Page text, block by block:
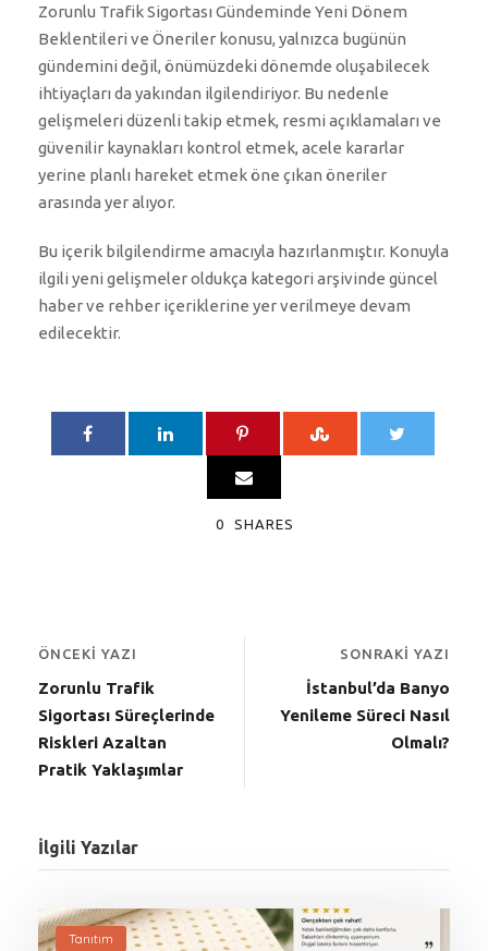
Zorunlu Trafik Sigortası Gündeminde Yeni Dönem
Beklentileri ve Öneriler konusu, yalnızca bugünün
gündemini değil, önümüzdeki dönemde oluşabilecek
ihtiyaçları da yakından ilgilendiriyor. Bu nedenle
gelişmeleri düzenli takip etmek, resmi açıklamaları ve
güvenilir kaynakları kontrol etmek, acele kararlar
yerine planlı hareket etmek öne çıkan öneriler
arasında yer alıyor.
Bu içerik bilgilendirme amacıyla hazırlanmıştır. Konuyla
ilgili yeni gelişmeler oldukça kategori arşivinde güncel
haber ve rehber içeriklerine yer verilmeye devam
edilecektir.
0 SHARES
ÖNCEKI YAZI
Zorunlu Trafik
Sigortası Süreçlerinde
Riskleri Azaltan
Pratik Yaklaşımlar
SONRAKI YAZI
İstanbul’da Banyo
Yenileme Süreci Nasıl
Olmalı?
İlgili Yazılar
Tanıtım